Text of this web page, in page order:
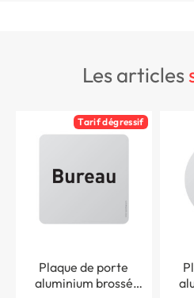
les articles
Tarif dégressif
Plaque de porte
aluminium brossé